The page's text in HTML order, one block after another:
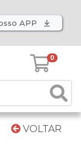
APP
0
VOLTAR